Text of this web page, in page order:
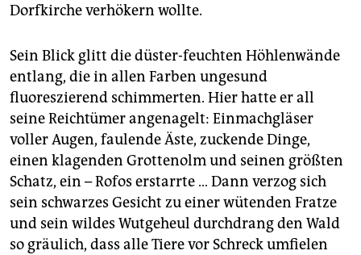
Dorfkirche verhökern wollte.
Sein Blick glitt die düster-feuchten Höhlenwände
entlang, die in allen Farben ungesund
fluoreszierend schimmerten. Hier hatte er all
seine Reichtümer angenagelt: Einmachgläser
voller Augen, faulende Äste, zuckende Dinge,
einen klagenden Grottenolm und seinen größten
Schatz, ein – Rofos erstarrte … Dann verzog sich
sein schwarzes Gesicht zu einer wütenden Fratze
und sein wildes Wutgeheul durchdrang den Wald
so gräulich, dass alle Tiere vor Schreck umfielen